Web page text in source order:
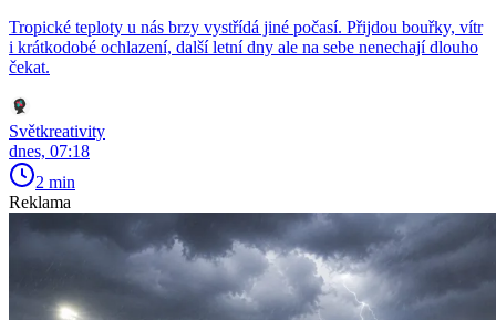
Tropické teploty u nás brzy vystřídá jiné počasí. Přijdou bouřky, vítr
i krátkodobé ochlazení, další letní dny ale na sebe nenechají dlouho
čekat.
Světkreativity
dnes, 07:18
2 min
Reklama